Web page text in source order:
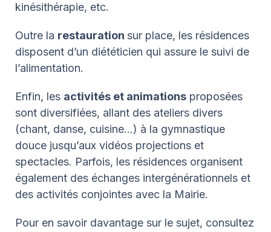
kinésithérapie, etc.
Outre la restauration sur place, les résidences
disposent d’un diététicien qui assure le suivi de
l’alimentation.
Enfin, les activités et animations proposées
sont diversifiées, allant des ateliers divers
(chant, danse, cuisine…) à la gymnastique
douce jusqu’aux vidéos projections et
spectacles. Parfois, les résidences organisent
également des échanges intergénérationnels et
des activités conjointes avec la Mairie.
Pour en savoir davantage sur le sujet, consultez